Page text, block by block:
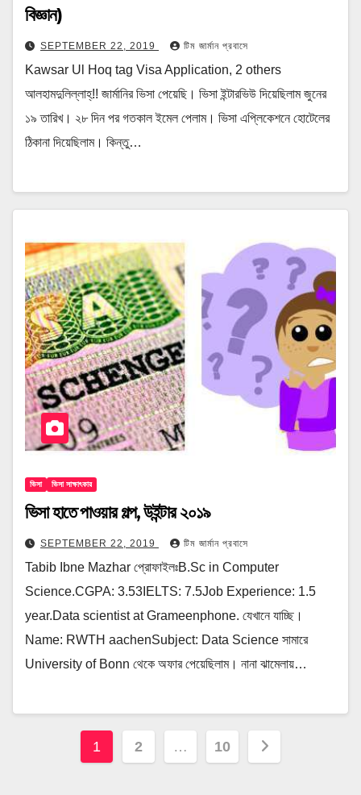
বিজ্ঞান)
SEPTEMBER 22, 2019 টিম জার্মান প্রবাসে
Kawsar Ul Hoq tag Visa Application, 2 others
আলহামদুলিল্লাহ্‌!! জার্মানির ভিসা পেয়েছি। ভিসা ইন্টারভিউ দিয়েছিলাম জুনের
১৯ তারিখ। ২৮ দিন পর গতকাল ইমেল পেলাম। ভিসা এপ্লিকেশনে হোটেলের
ঠিকানা দিয়েছিলাম। কিন্তু…
ভিসা ভিসা সাক্ষাৎকার
ভিসা হাতে পাওয়ার গল্প, উইন্টার ২০১৯
SEPTEMBER 22, 2019 টিম জার্মান প্রবাসে
Tabib Ibne Mazhar প্রোফাইলঃB.Sc in Computer
Science.CGPA: 3.53IELTS: 7.5Job Experience: 1.5
year.Data scientist at Grameenphone. যেখানে যাচ্ছি।
Name: RWTH aachenSubject: Data Science সামারে
University of Bonn থেকে অফার পেয়েছিলাম। নানা ঝামেলায়…
Posts
1 2 … 10